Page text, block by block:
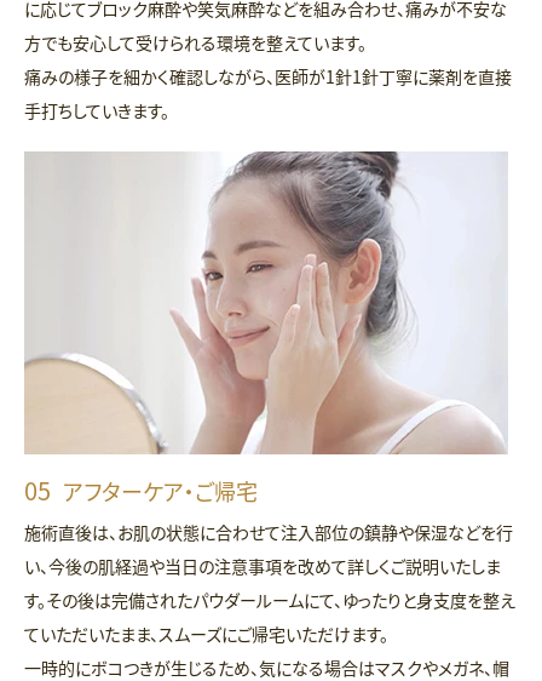
に応じてブロック麻酔や笑気麻酔などを組み合わせ、痛みが不安な
方でも安心して受けられる環境を整えています。
痛みの様子を細かく確認しながら、医師が1針1針丁寧に薬剤を直接
手打ちしていきます。
アフターケア・ご帰宅
施術直後は、お肌の状態に合わせて注入部位の鎮静や保湿などを行
い、今後の肌経過や当日の注意事項を改めて詳しくご説明いたしま
す。その後は完備されたパウダールームにて、ゆったりと身支度を整え
ていただいたまま、スムーズにご帰宅いただけます。
一時的にボコつきが生じるため、気になる場合はマスクやメガネ、帽